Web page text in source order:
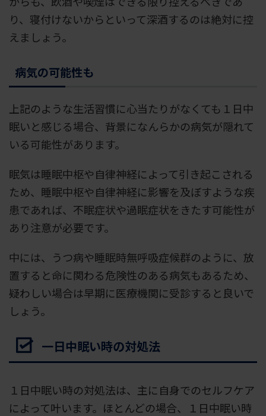
り、寝付けないからといって深酒するのは絶対に控
えましょう。
病気の可能性も
上記のような生活習慣に心当たりがなくても１日中
眠いと感じる場合、背景になんらかの病気が隠れて
いる可能性があります。
眠気は睡眠中枢や自律神経によって引き起こされる
ため、睡眠中枢や自律神経に影響を及ぼすような疾
患であれば、不眠症状や過眠症状をきたす可能性が
あり注意が必要です。
中には、うつ病や睡眠時無呼吸症候群のように、放
置すると命に関わる危険性のある病気もあるため、
疑わしい場合は早期に医療機関に受診すると良いで
しょう。
一日中眠い時の対処法
１日中眠い時の対処法は、主に自身でのセルフケア
によって叶います。ほとんどの場合、１日中眠い時